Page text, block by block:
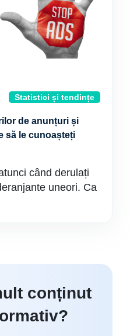
Statistici și tendințe
de anunțuri și
să le cunoașteți
când derulați
uneori. Ca
conținut